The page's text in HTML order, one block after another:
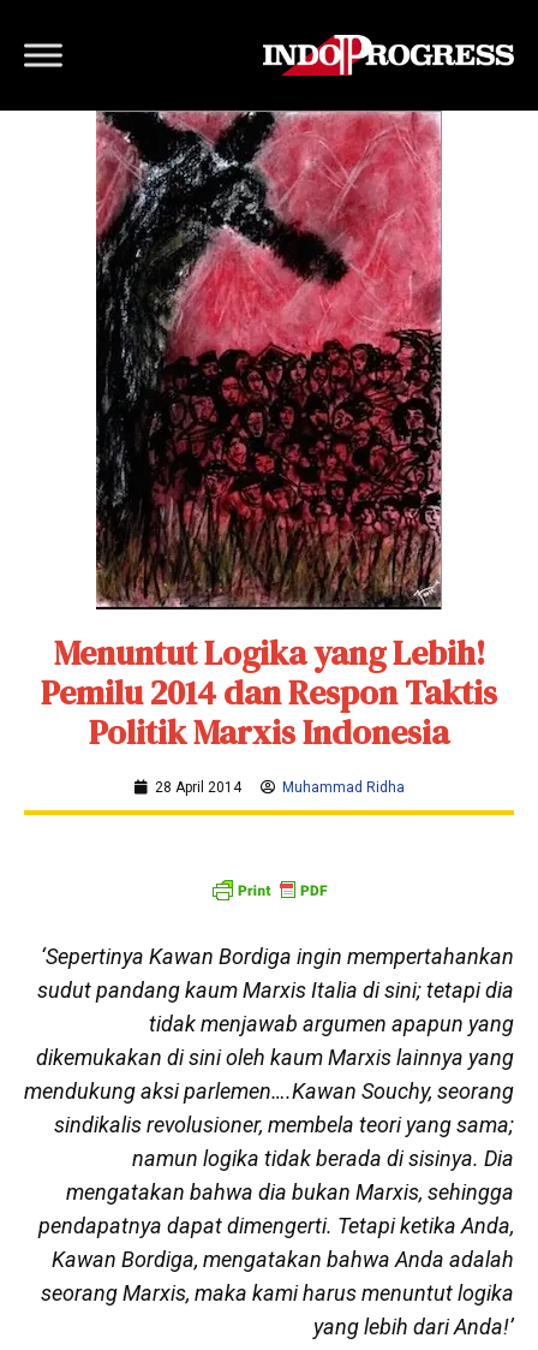
Menuntut Logika yang Lebih!
Pemilu 2014 dan Respon Taktis
Politik Marxis Indonesia
28 April 2014 Muhammad Ridha
‘Sepertinya Kawan Bordiga ingin mempertahankan
sudut pandang kaum Marxis Italia di sini; tetapi dia
tidak menjawab argumen apapun yang
dikemukakan di sini oleh kaum Marxis lainnya yang
mendukung aksi parlemen….Kawan Souchy, seorang
sindikalis revolusioner, membela teori yang sama;
namun logika tidak berada di sisinya. Dia
mengatakan bahwa dia bukan Marxis, sehingga
pendapatnya dapat dimengerti. Tetapi ketika Anda,
Kawan Bordiga, mengatakan bahwa Anda adalah
seorang Marxis, maka kami harus menuntut logika
yang lebih dari Anda!’